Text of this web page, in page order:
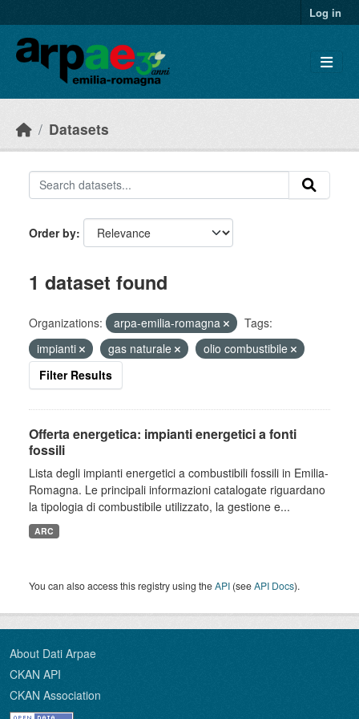
Log in
Datasets
Order by
1 dataset found
Organizations: arpa-emilia-romagna
Tags:
impianti
gas naturale
olio combustibile
Filter Results
Offerta energetica: impianti energetici a fonti
fossili
Lista degli impianti energetici a combustibili fossili in Emilia-
Romagna. Le principali informazioni catalogate riguardano
la tipologia di combustibile utilizzato, la gestione e...
ARC
You can also access this registry using theAPI (seeAPI Docs).
About Dati Arpae
CKAN API
CKAN Association